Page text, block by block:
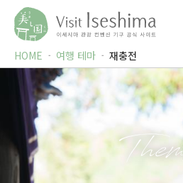
HOME 여행 테마 재충전